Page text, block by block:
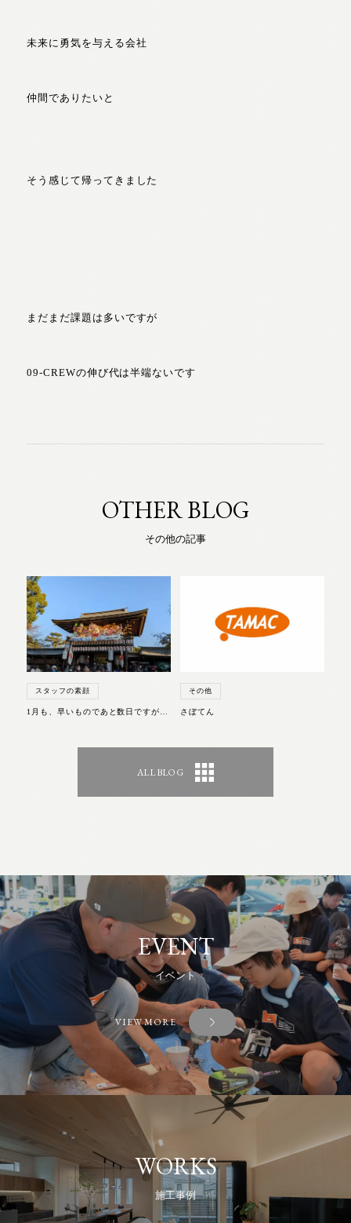
未来に勇気を与える会社
仲間でありたいと
そう感じて帰ってきました
まだまだ課題は多いですが
09-CREWの伸び代は半端ないです
OTHER BLOG
その他の記事
スタッフの素顔 その他
さぼてん
ALL BLOG
EVENT
イベント
VIEW MORE
WORKS
施工事例